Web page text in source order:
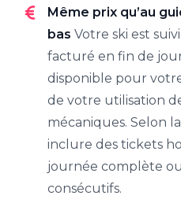
Même prix qu’au
bas Votre ski est
facturé en fin de
disponible pour
de votre utilisation
mécaniques. Selon
inclure des tickets
journée complète
consécutifs.